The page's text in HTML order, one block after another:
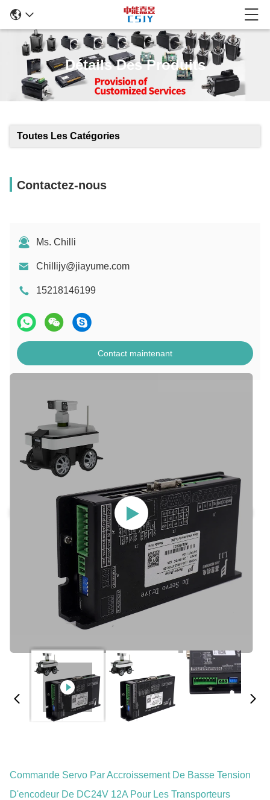
Détails Des Produits
Toutes Les Catégories
Contactez-nous
Ms. Chilli
Chillijy@jiayume.com
15218146199
Contact maintenant
Commande Servo Par Accroissement De Basse Tension
D'encodeur De DC24V 12A Pour Les Transporteurs